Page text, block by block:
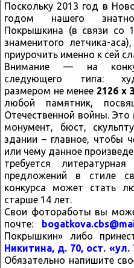
Поскольку 2013 год в
годом нашего
Покрышкина (в связи со
знаменитого летчика-
приурочить именно к сей
Внимание — на
следующего типа:
размером не менее 2126 х
любой памятник,
Отечественной войны.
монумент, бюст,
здании – главное, чтобы
или чему данное
требуется
предложений в стиле
конкурса может стать
старше 14 лет.
Свои фотоработы вы
почте:
Покрышкин» либо
Никитина, д. 70, ост. «ул.
Обязательно напишите